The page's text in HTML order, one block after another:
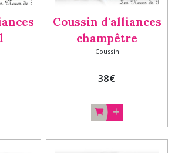
Coussin d'alliances
champêtre
personnalisé
chic, mariage
classique
Coussin
38€